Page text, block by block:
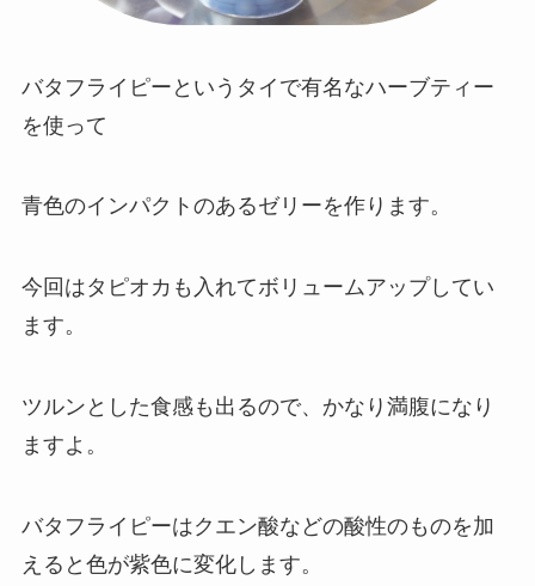
バタフライピーというタイで有名なハーブティー
を使って
青色のインパクトのあるゼリーを作ります。
今回はタピオカも入れてボリュームアップしてい
ます。
ツルンとした食感も出るので、かなり満腹になり
ますよ。
バタフライピーはクエン酸などの酸性のものを加
えると色が紫色に変化します。